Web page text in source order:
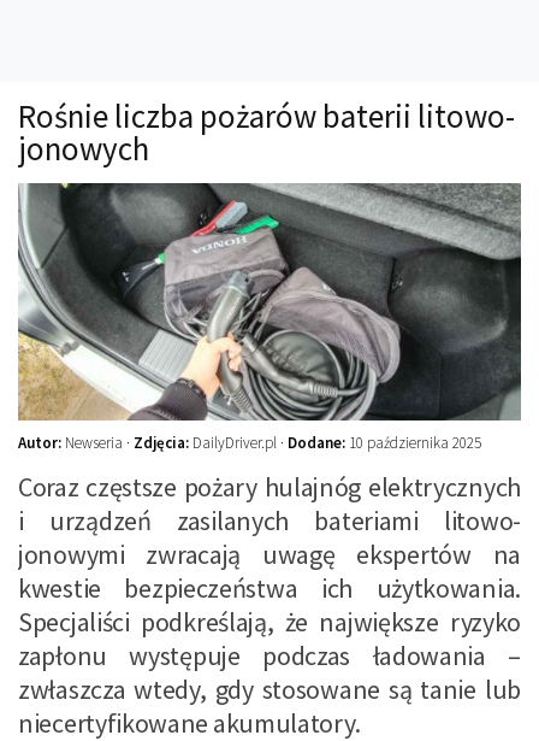
Technika jazdy
Oświetlenie
Kalkulatory
Przelicznik mocy
Auto z niemiec
Galerie
Rośnie liczba pożarów baterii litowo-
jonowych
Autor: Newseria · Zdjęcia: DailyDriver.pl · Dodane: 10 października 2025
Coraz częstsze pożary hulajnóg elektrycznych
i urządzeń zasilanych bateriami litowo-
jonowymi zwracają uwagę ekspertów na
kwestie bezpieczeństwa ich użytkowania.
Specjaliści podkreślają, że największe ryzyko
zapłonu występuje podczas ładowania –
zwłaszcza wtedy, gdy stosowane są tanie lub
niecertyfikowane akumulatory.